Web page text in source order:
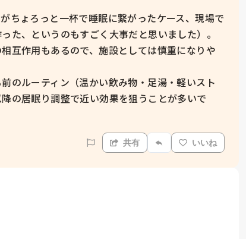
ちょろっと一杯で睡眠に繋がったケース、現場で
た、というのもすごく大事だと思いました）。
互作用もあるので、施設としては慎重になりや
のルーティン（温かい飲み物・足湯・軽いスト
の居眠り調整で近い効果を狙うことが多いで
共有 いいね